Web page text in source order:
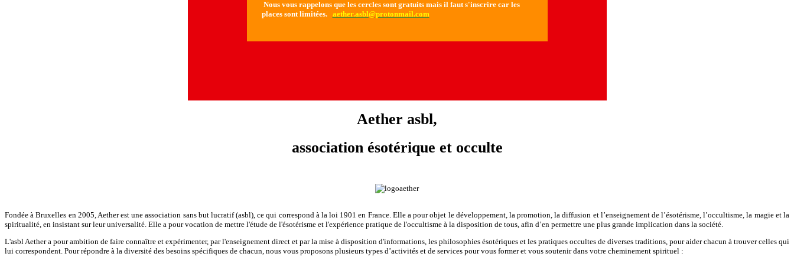
Nous vous rappelons que les cercles sont gratuits mais il faut s'inscrire car les
places sont limitées.
aether.asbl@protonmail.com
Aether asbl,
association ésotérique et occulte
Fondée à Bruxelles en 2005, Aether est une association sans but lucratif (asbl), ce qui correspond à la loi 1901 en France. Elle a pour objet le développement, la promotion, la diffusion et l’enseignement de l’ésotérisme, l’occultisme, la magie et la
spiritualité, en insistant sur leur universalité. Elle a pour vocation de mettre l'étude de l'ésotérisme et l'expérience pratique de l'occultisme à la disposition de tous, afin d’en permettre une plus grande implication dans la société.
L'asbl Aether a pour ambition de faire connaître et expérimenter, par l'enseignement direct et par la mise à disposition d'informations, les philosophies ésotériques et les pratiques occultes de diverses traditions, pour aider chacun à trouver celles qui
lui correspondent. Pour répondre à la diversité des besoins spécifiques de chacun, nous vous proposons plusieurs types d’activités et de services pour vous former et vous soutenir dans votre cheminement spirituel :